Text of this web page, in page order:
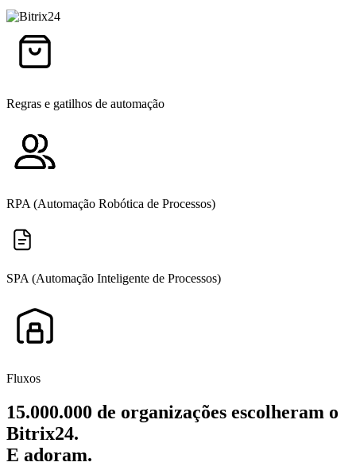
Regras e gatilhos de automação
RPA (Automação Robótica de Processos)
SPA (Automação Inteligente de Processos)
Fluxos
15.000.000 de organizações escolheram o
Bitrix24.
E adoram.